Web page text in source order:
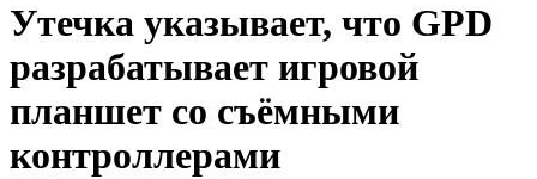
Утечка указывает, что GPD
разрабатывает игровой
планшет со съёмными
контроллерами